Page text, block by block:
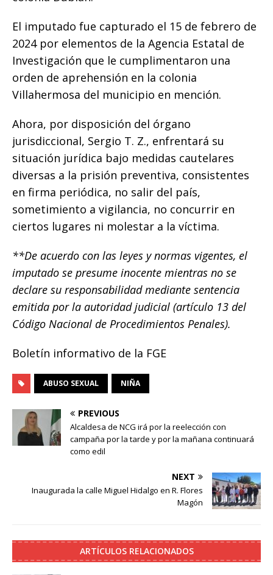
El imputado fue capturado el 15 de febrero de
2024 por elementos de la Agencia Estatal de
Investigación que le cumplimentaron una
orden de aprehensión en la colonia
Villahermosa del municipio en mención.
Ahora, por disposición del órgano
jurisdiccional, Sergio T. Z., enfrentará su
situación jurídica bajo medidas cautelares
diversas a la prisión preventiva, consistentes
en firma periódica, no salir del país,
sometimiento a vigilancia, no concurrir en
ciertos lugares ni molestar a la víctima.
**De acuerdo con las leyes y normas vigentes, el
imputado se presume inocente mientras no se
declare su responsabilidad mediante sentencia
emitida por la autoridad judicial (artículo 13 del
Código Nacional de Procedimientos Penales).
Boletín informativo de la FGE
ABUSO SEXUAL NIÑA
PREVIOUS
Alcaldesa de NCG irá por la reelección con
campaña por la tarde y por la mañana continuará
como edil
NEXT
Inaugurada la calle Miguel Hidalgo en R. Flores
Magón
ARTÍCULOS RELACIONADOS